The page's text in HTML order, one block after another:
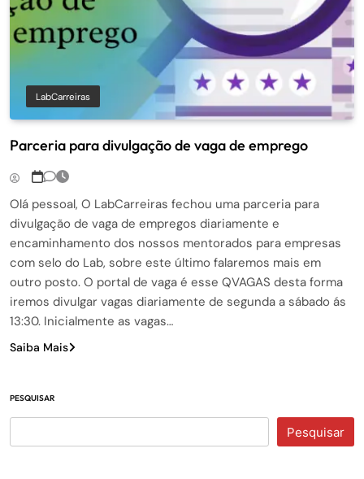
LabCarreiras
Parceria para divulgação de vaga de emprego
Olá pessoal, O LabCarreiras fechou uma parceria para
divulgação de vaga de empregos diariamente e
encaminhamento dos nossos mentorados para empresas
com selo do Lab, sobre este último falaremos mais em
outro posto. O portal de vaga é esse QVAGAS desta forma
iremos divulgar vagas diariamente de segunda a sábado ás
13:30. Inicialmente as vagas…
Saiba Mais
PESQUISAR
Pesquisar